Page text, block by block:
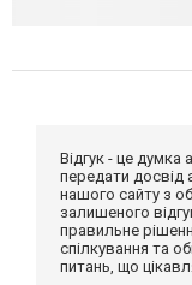
Відгук - це думка
передати досвід
нашого сайту з
залишеного
правильне
спілкування та
питань, що